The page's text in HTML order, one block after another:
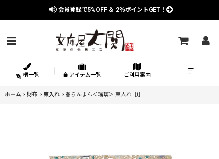
会員登録で5%OFF ＆ 2％ポイントGET！
柄一覧 アイテム一覧 ご利用案内
ホーム > 財布 > 束入れ > 春らんまん＜瑠璃＞ 束入れ［t］